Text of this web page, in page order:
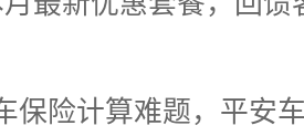
保险计算难题，平安